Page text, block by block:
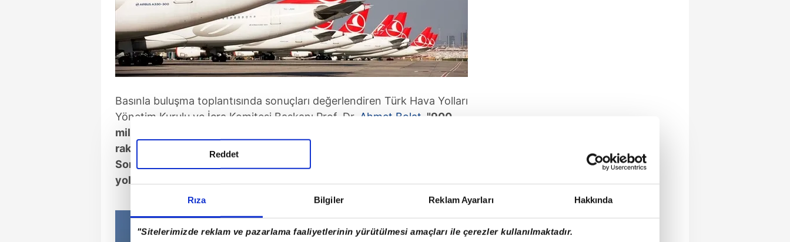
Rıza Bilgiler Reklam Ayarları Hakkında
"Sitelerimizde reklam ve pazarlama faaliyetlerinin yürütülmesi amaçları ile çerezler kullanılmaktadır.
Reddet
Basınla buluşma toplantısında sonuçları değerlendiren Türk Hava Yolları
Yönetim Kurulu ve İcra Komitesi Başkanı Prof. Dr. Ahmet Bolat "900
milyon doları aşan esas faaliyet kârımız THY tarihindeki en büyük
rakam oldu. Üst üste 8 çeyrektir kâr açıklıyoruz, bu devam edecek.
Sonuçlar THY'nin gelecek 10 yılda dünyanın ilk 3'ünden biri olma
yolundaki kararlılığının önemli bir göstergesi"